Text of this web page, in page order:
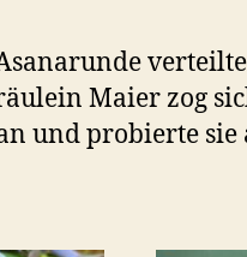
Maier zog
und probierte sie